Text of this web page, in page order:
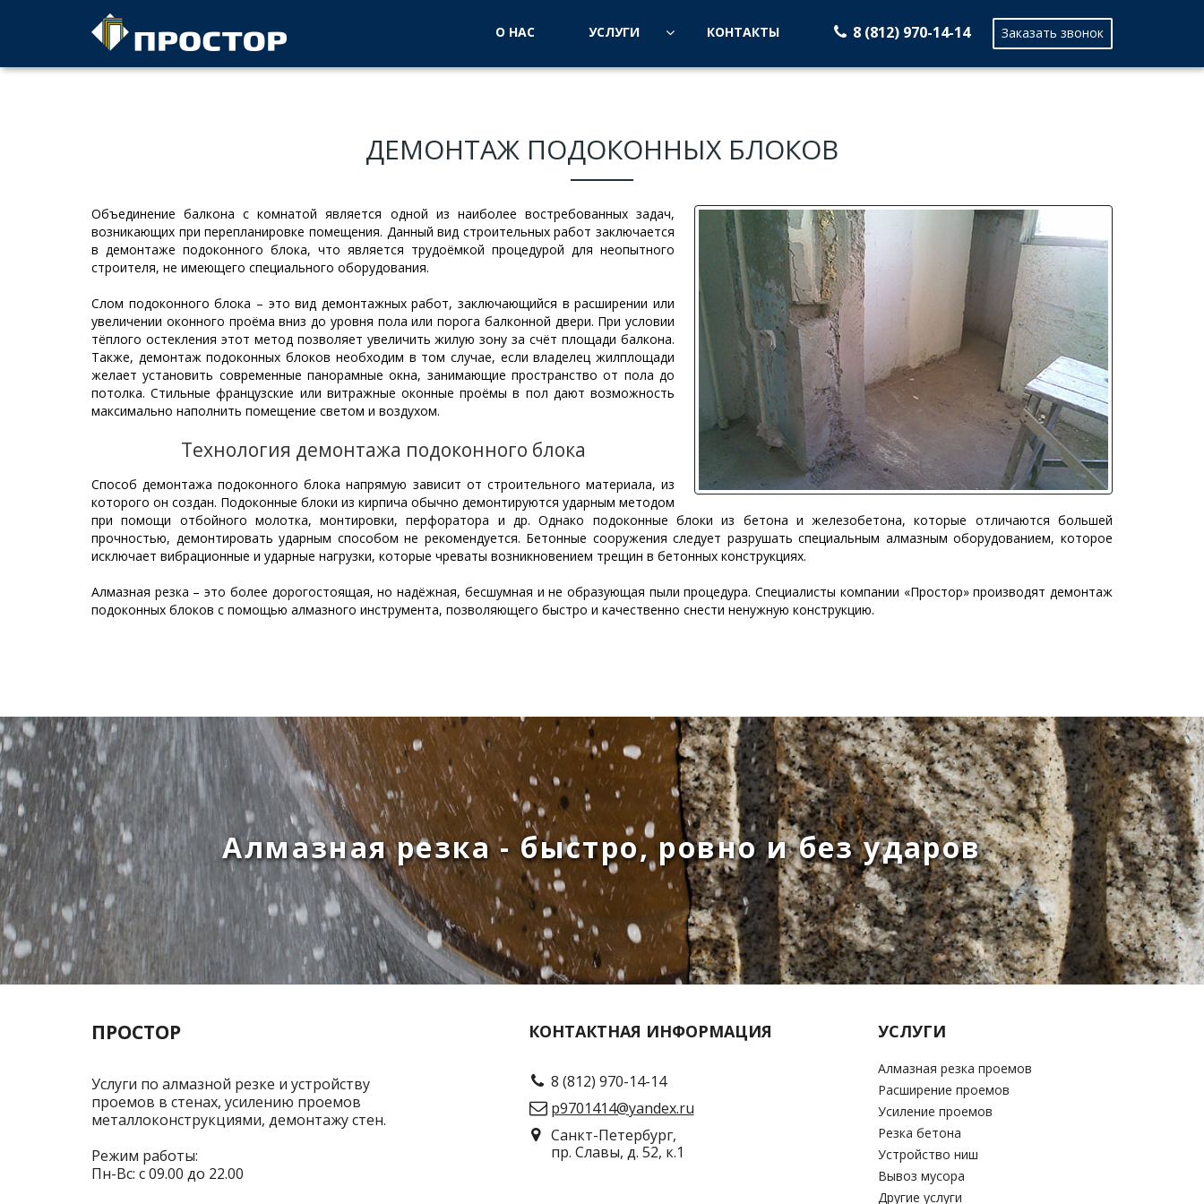
О НАС УСЛУГИ КОНТАКТЫ 8 (812) 970-14-14 Заказать звонок
ДЕМОНТАЖ ПОДОКОННЫХ БЛОКОВ
Объединение балкона с комнатой является одной из наиболее востребованных задач,
возникающих при перепланировке помещения. Данный вид строительных работ заключается
в демонтаже подоконного блока, что является трудоёмкой процедурой для неопытного
строителя, не имеющего специального оборудования.
Слом подоконного блока – это вид демонтажных работ, заключающийся в расширении или
увеличении оконного проёма вниз до уровня пола или порога балконной двери. При условии
тёплого остекления этот метод позволяет увеличить жилую зону за счёт площади балкона.
Также, демонтаж подоконных блоков необходим в том случае, если владелец жилплощади
желает установить современные панорамные окна, занимающие пространство от пола до
потолка. Стильные французские или витражные оконные проёмы в пол дают возможность
максимально наполнить помещение светом и воздухом.
Технология демонтажа подоконного блока
Способ демонтажа подоконного блока напрямую зависит от строительного материала, из
которого он создан. Подоконные блоки из кирпича обычно демонтируются ударным методом
при помощи отбойного молотка, монтировки, перфоратора и др. Однако подоконные блоки из бетона и железобетона, которые отличаются большей
прочностью, демонтировать ударным способом не рекомендуется. Бетонные сооружения следует разрушать специальным алмазным оборудованием, которое
исключает вибрационные и ударные нагрузки, которые чреваты возникновением трещин в бетонных конструкциях.
Алмазная резка – это более дорогостоящая, но надёжная, бесшумная и не образующая пыли процедура. Специалисты компании «Простор» производят демонтаж
подоконных блоков с помощью алмазного инструмента, позволяющего быстро и качественно снести ненужную конструкцию.
Алмазная резка - быстро, ровно и без ударов
ПРОСТОР
Услуги по алмазной резке и устройству
проемов в стенах, усилению проемов
металлоконструкциями, демонтажу стен.
Режим работы:
Пн-Вс: с 09.00 до 22.00
КОНТАКТНАЯ ИНФОРМАЦИЯ
8 (812) 970-14-14
p9701414@yandex.ru
Санкт-Петербург,
пр. Славы, д. 52, к.1
УСЛУГИ
Алмазная резка проемов
Расширение проемов
Усиление проемов
Резка бетона
Устройство ниш
Вывоз мусора
Другие услуги